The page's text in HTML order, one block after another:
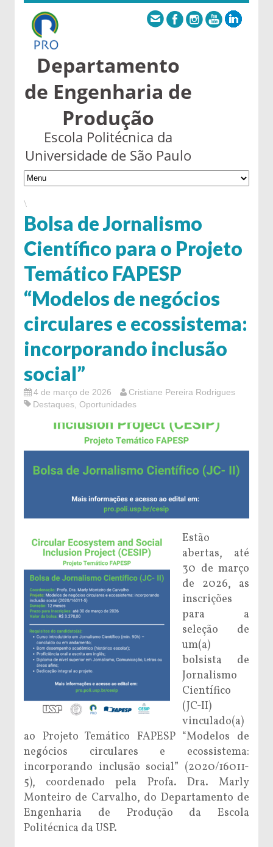
Departamento
de Engenharia de
Produção
Escola Politécnica da
Universidade de São Paulo
\
Bolsa de Jornalismo
Científico para o Projeto
Temático FAPESP
“Modelos de negócios
circulares e ecossistema:
incorporando inclusão
social”
4 de março de 2026
Cristiane Pereira Rodrigues
Destaques Oportunidades
Estão
abertas, até
30 de março
de 2026, as
inscrições
para a
seleção de
um(a)
bolsista de
Jornalismo
Científico
(JC-II)
vinculado(a)
ao Projeto Temático FAPESP “Modelos de
negócios circulares e ecossistema:
incorporando inclusão social” (2020/16011-
5), coordenado pela Profa. Dra. Marly
Monteiro de Carvalho, do Departamento de
Engenharia de Produção da Escola
Politécnica da USP.